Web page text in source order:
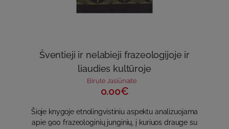
Šventieji ir nelabieji frazeologijoje ir
liaudies kultūroje
Birutė Jasiūnaitė
0.00€
Šioje knygoje etnolingvistiniu aspektu analizuojama
apie 900 frazeologinių junginių, į kuriuos drauge su